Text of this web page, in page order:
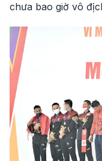
chưa bao giờ vô